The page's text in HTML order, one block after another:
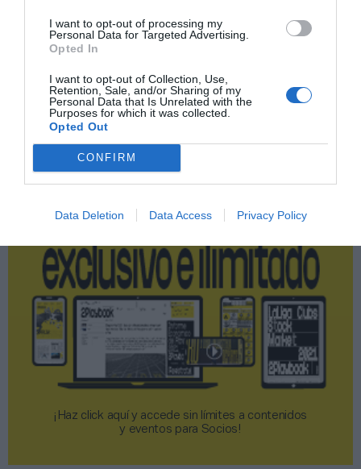
I want to opt-out of processing my
Personal Data for Targeted Advertising.
Opted In
I want to opt-out of Collection, Use,
Retention, Sale, and/or Sharing of my
Personal Data that Is Unrelated with the
Purposes for which it was collected.
Opted Out
CONFIRM
Data Deletion Data Access Privacy Policy
Nombramiento
Publicidad
2Playbook Club2P
¡Haz click aquí y accede sin límites a contenidos
y eventos para Socios!​​​​​​​